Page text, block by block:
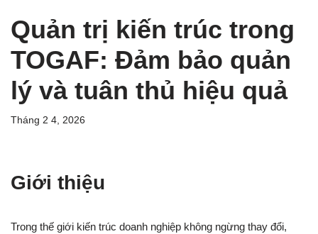
Quản trị kiến trúc trong
TOGAF: Đảm bảo quản
lý và tuân thủ hiệu quả
Tháng 2 4, 2026
Giới thiệu
Trong thế giới kiến trúc doanh nghiệp không ngừng thay đổi,